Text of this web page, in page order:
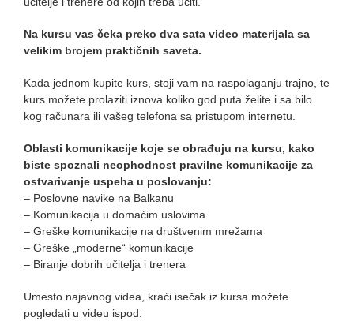
Na kursu vas čeka preko dva sata video materijala sa
velikim brojem praktičnih saveta.
Kada jednom kupite kurs, stoji vam na raspolaganju trajno, te
kurs možete prolaziti iznova koliko god puta želite i sa bilo
kog računara ili vašeg telefona sa pristupom internetu.
Oblasti komunikacije koje se obrađuju na kursu, kako
biste spoznali neophodnost pravilne komunikacije za
ostvarivanje uspeha u poslovanju:
– Poslovne navike na Balkanu
– Komunikacija u domaćim uslovima
– Greške komunikacije na društvenim mrežama
– Greške „moderne“ komunikacije
– Biranje dobrih učitelja i trenera
Umesto najavnog videa, kraći isečak iz kursa možete
pogledati u videu ispod: